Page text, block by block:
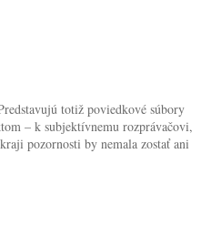
totiž poviedkové súbory
– k subjektívnemu rozprávačovi,
pozornosti by nemala zostať ani